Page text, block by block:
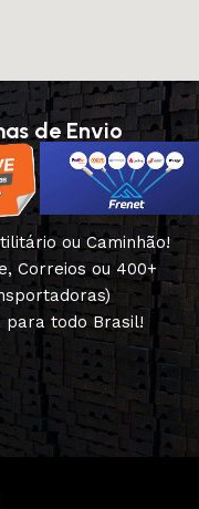
de Envio
ou Caminhão!
Correios ou 400+
para todo Brasil!